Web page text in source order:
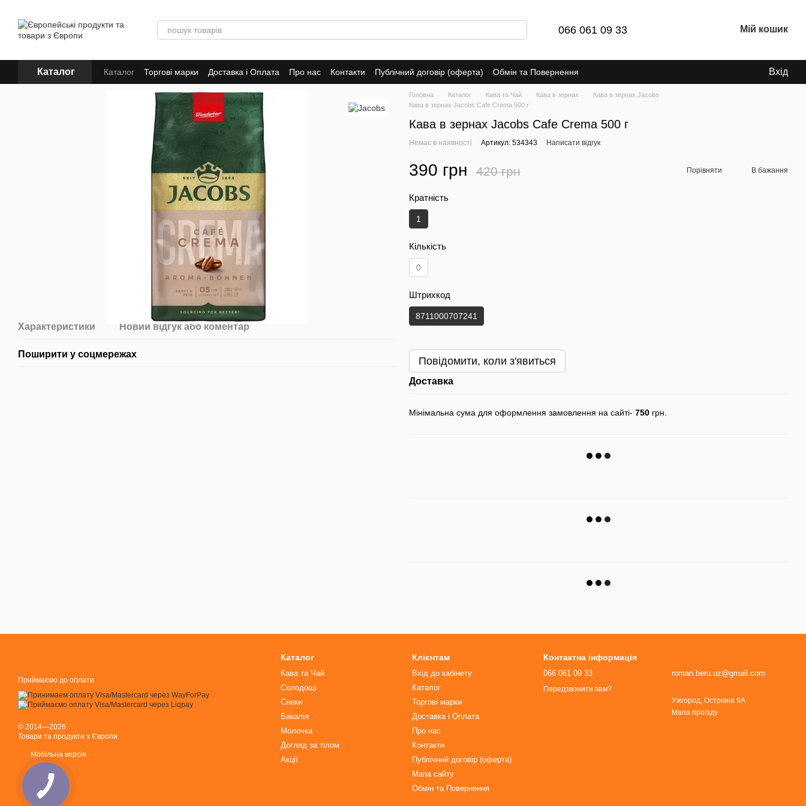
066 061 09 33 Мій кошик
Каталог Каталог Торгові марки Доставка і Оплата Про нас Контакти Публічний договір (оферта) Обмін та Повернення Вхід
Характеристики Новий відгук або коментар
Поширити у соцмережах
Головна Каталог Кава та Чай Кава в зернах
Кава в зернах Jacobs
Кава в зернах Jacobs Cafe Crema 500 г
Кава в зернах Jacobs Cafe Crema 500 г
Немає в наявності Артикул: 534343 Написати відгук
390 грн 420 грн Порівняти В бажання
Кратність
1
Кількість
0
Штрихкод
8711000707241
Повідомити, коли з'явиться
Доставка
Мінімальна сума для оформлення замовлення на сайті- 750 грн.
Приймаємо до оплати
© 2014—2026
Товари та продукти з Європи
Мобільна версія
Каталог
Кава та Чай
Солодощі
Снеки
Бакалія
Молочка
Догляд за тілом
Акції
Клієнтам
Вхід до кабінету
Каталог
Торгові марки
Доставка і Оплата
Про нас
Контакти
Публічний договір (оферта)
Мапа сайту
Обмін та Повернення
Контактна інформація
066 061 09 33
Передзвонити вам?
roman.beru.uz@gmail.com
Ужгород, Острівна 9А
Мапа проїзду